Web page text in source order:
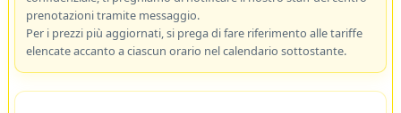
prenotazioni tramite messaggio.
Per i prezzi più aggiornati, si prega di fare riferimento alle tariffe
elencate accanto a ciascun orario nel calendario sottostante.